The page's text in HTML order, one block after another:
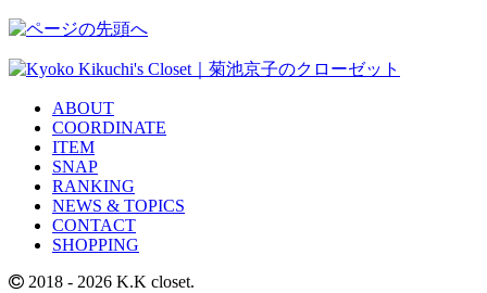
ABOUT
COORDINATE
ITEM
SNAP
RANKING
NEWS & TOPICS
CONTACT
SHOPPING
2018 - 2026 K.K closet.